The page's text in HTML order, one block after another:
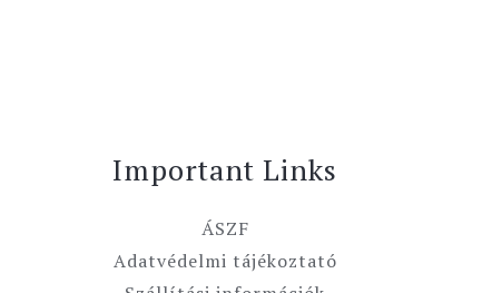
Important Links
ÁSZF
Adatvédelmi tájékoztató